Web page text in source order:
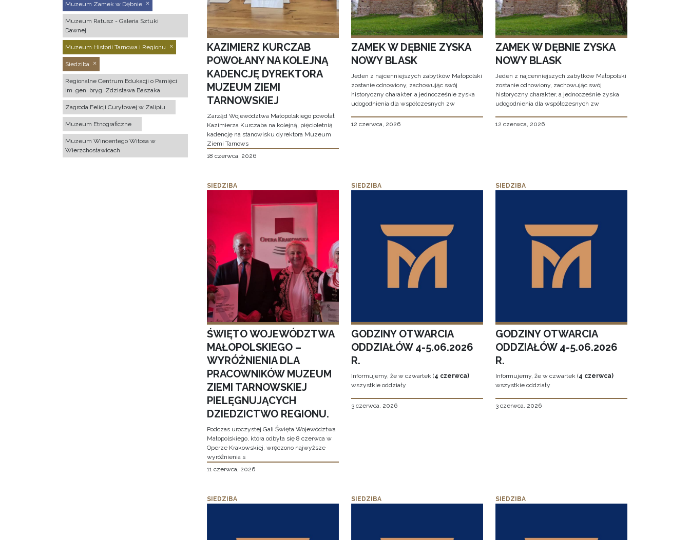
Muzeum Zamek w Dębnie
Muzeum Ratusz - Galeria Sztuki
Dawnej
Muzeum Historii Tarnowa i Regionu
Siedziba
Regionalne Centrum Edukacji o Pamięci
im. gen. bryg. Zdzisława Baszaka
Zagroda Felicji Curyłowej w Zalipiu
Muzeum Etnograficzne
Muzeum Wincentego Witosa w
Wierzchosławicach
KAZIMIERZ KURCZAB
POWOŁANY NA KOLEJNĄ
KADENCJĘ DYREKTORA
MUZEUM ZIEMI
TARNOWSKIEJ
Zarząd Województwa Małopolskiego powołał
Kazimierza Kurczaba na kolejną, pięcioletnią
kadencję na stanowisku dyrektora Muzeum
Ziemi Tarnows
18 czerwca, 2026
ZAMEK W DĘBNIE ZYSKA
NOWY BLASK
Jeden z najcenniejszych zabytków Małopolski
zostanie odnowiony, zachowując swój
historyczny charakter, a jednocześnie zyska
udogodnienia dla współczesnych zw
12 czerwca, 2026
ZAMEK W DĘBNIE ZYSKA
NOWY BLASK
Jeden z najcenniejszych zabytków Małopolski
zostanie odnowiony, zachowując swój
historyczny charakter, a jednocześnie zyska
udogodnienia dla współczesnych zw
12 czerwca, 2026
SIEDZIBA
ŚWIĘTO WOJEWÓDZTWA
MAŁOPOLSKIEGO –
WYRÓŻNIENIA DLA
PRACOWNIKÓW MUZEUM
ZIEMI TARNOWSKIEJ
PIELĘGNUJĄCYCH
DZIEDZICTWO REGIONU.
Podczas uroczystej Gali Święta Województwa
Małopolskiego, która odbyła się 8 czerwca w
Operze Krakowskiej, wręczono najwyższe
wyróżnienia s
11 czerwca, 2026
SIEDZIBA
GODZINY OTWARCIA
ODDZIAŁÓW 4-5.06.2026
R.
Informujemy, że w czwartek (4 czerwca)
wszystkie oddziały
3 czerwca, 2026
SIEDZIBA
GODZINY OTWARCIA
ODDZIAŁÓW 4-5.06.2026
R.
Informujemy, że w czwartek (4 czerwca)
wszystkie oddziały
3 czerwca, 2026
SIEDZIBA SIEDZIBA SIEDZIBA